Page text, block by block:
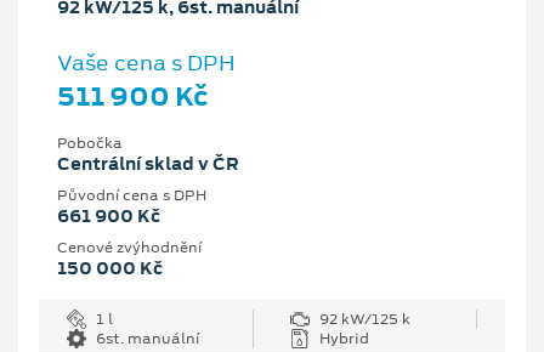
92 kW/125 k, 6st. manuální
Vaše cena s DPH
511 900 Kč
Pobočka
Centrální sklad v ČR
Původní cena s DPH
661 900 Kč
Cenové zvýhodnění
150 000 Kč
1 l
92 kW/125 k
6st. manuální
Hybrid